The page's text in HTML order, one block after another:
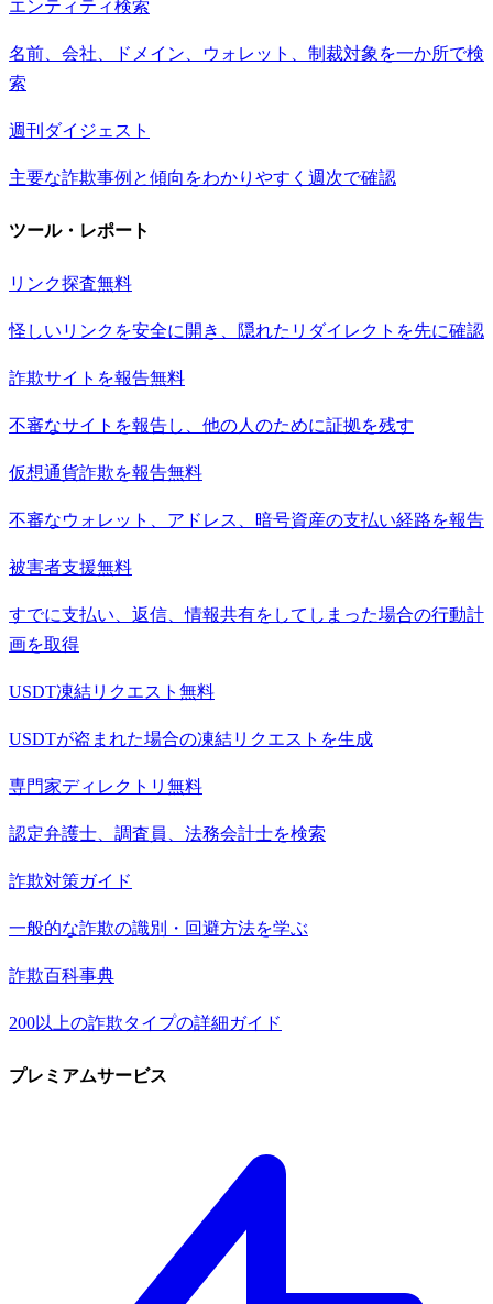
エンティティ検索
名前、会社、ドメイン、ウォレット、制裁対象を一か所で検
索
週刊ダイジェスト
主要な詐欺事例と傾向をわかりやすく週次で確認
ツール・レポート
リンク探査無料
怪しいリンクを安全に開き、隠れたリダイレクトを先に確認
詐欺サイトを報告無料
不審なサイトを報告し、他の人のために証拠を残す
仮想通貨詐欺を報告無料
不審なウォレット、アドレス、暗号資産の支払い経路を報告
被害者支援無料
すでに支払い、返信、情報共有をしてしまった場合の行動計
画を取得
USDT凍結リクエスト 無料
USDTが盗まれた場合の凍結リクエストを生成
専門家ディレクトリ 無料
認定弁護士、調査員、法務会計士を検索
詐欺対策ガイド
一般的な詐欺の識別・回避方法を学ぶ
詐欺百科事典
200以上の詐欺タイプの詳細ガイド
プレミアムサービス